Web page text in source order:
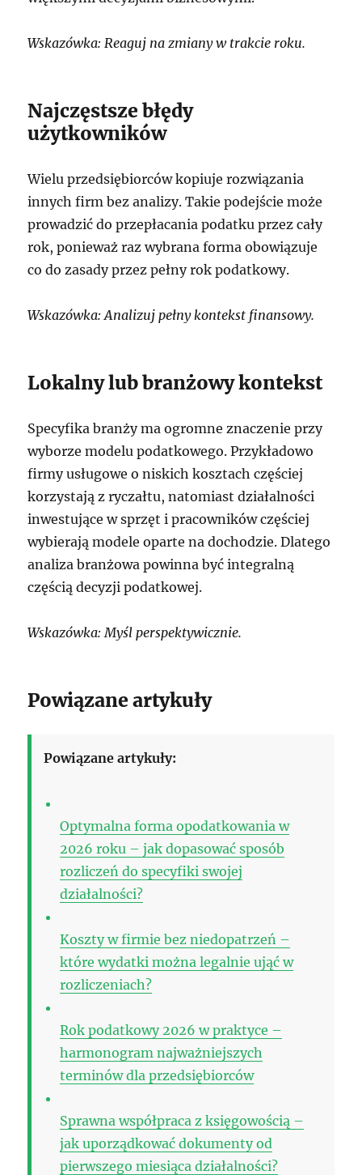
Wskazówka: Reaguj na zmiany w trakcie roku.
Najczęstsze błędy
użytkowników
Wielu przedsiębiorców kopiuje rozwiązania
innych firm bez analizy. Takie podejście może
prowadzić do przepłacania podatku przez cały
rok, ponieważ raz wybrana forma obowiązuje
co do zasady przez pełny rok podatkowy.
Wskazówka: Analizuj pełny kontekst finansowy.
Lokalny lub branżowy kontekst
Specyfika branży ma ogromne znaczenie przy
wyborze modelu podatkowego. Przykładowo
firmy usługowe o niskich kosztach częściej
korzystają z ryczałtu, natomiast działalności
inwestujące w sprzęt i pracowników częściej
wybierają modele oparte na dochodzie. Dlatego
analiza branżowa powinna być integralną
częścią decyzji podatkowej.
Wskazówka: Myśl perspektywicznie.
Powiązane artykuły
Powiązane artykuły:
Optymalna forma opodatkowania w
2026 roku – jak dopasować sposób
rozliczeń do specyfiki swojej
działalności?
Koszty w firmie bez niedopatrzeń –
które wydatki można legalnie ująć w
rozliczeniach?
Rok podatkowy 2026 w praktyce –
harmonogram najważniejszych
terminów dla przedsiębiorców
Sprawna współpraca z księgowością –
jak uporządkować dokumenty od
pierwszego miesiąca działalności?